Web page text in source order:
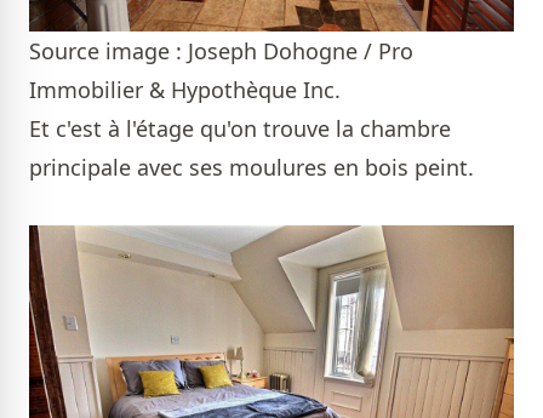
Source image : Joseph Dohogne / Pro
Immobilier & Hypothèque Inc.
Et c'est à l'étage qu'on trouve la chambre
principale avec ses moulures en bois peint.